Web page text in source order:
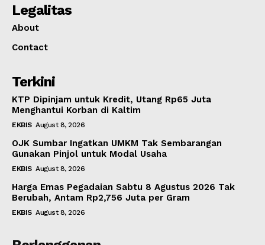
Legalitas
About
Contact
Terkini
KTP Dipinjam untuk Kredit, Utang Rp65 Juta
Menghantui Korban di Kaltim
EKBIS August 8, 2026
OJK Sumbar Ingatkan UMKM Tak Sembarangan
Gunakan Pinjol untuk Modal Usaha
EKBIS August 8, 2026
Harga Emas Pegadaian Sabtu 8 Agustus 2026 Tak
Berubah, Antam Rp2,756 Juta per Gram
EKBIS August 8, 2026